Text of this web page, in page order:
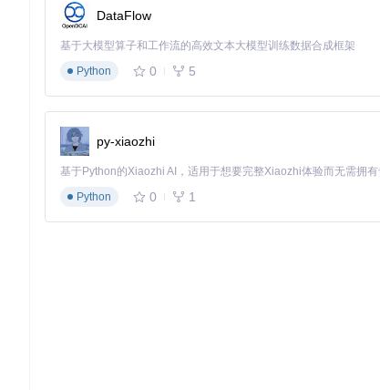
git clone
cd evosuite
构建完成后，可在 target 目录下找到EvoSuite可执行jar
<plugin
<groupId>org.evosuite
<artifactId
<version>1.2.0</version>
plugin
DataFlow
基于大模型算子和工作流的高效文本大模型训练数据合成框架
Python
0 5
py-xiaozhi
Python
0 1